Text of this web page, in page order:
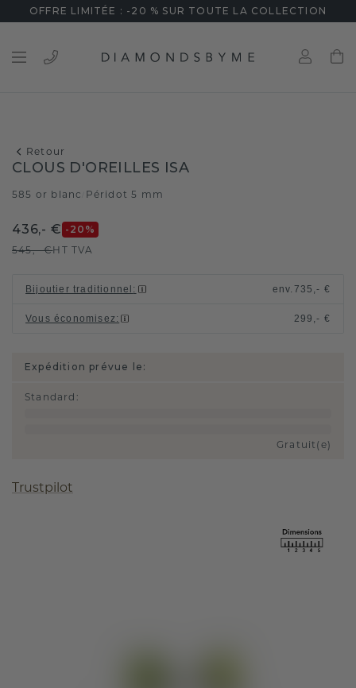
OFFRE LIMITÉE : -20 % SUR TOUTE LA COLLECTION
Retour
CLOUS D'OREILLES ISA
585 or blanc Péridot 5 mm
436,- € -20 %
545,- €HT TVA
Bijoutier traditionnel : env. 735,- €
Vous économisez: 299,- €
Expédition prévue le:
Standard :
Gratuit(e)
Trustpilot